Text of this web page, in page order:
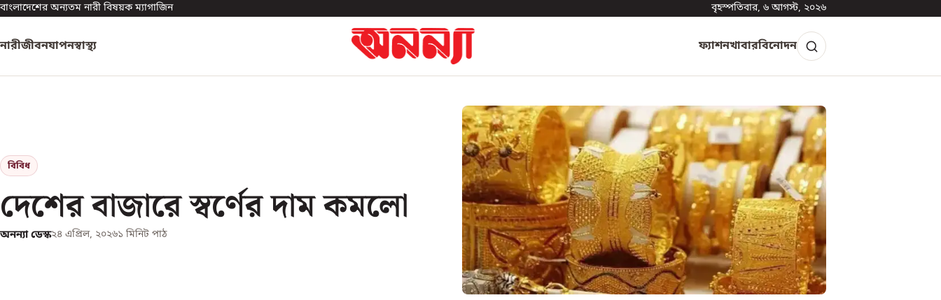
বাংলাদেশের অন্যতম নারী বিষয়ক ম্যাগাজিন বৃহস্পতিবার, ৬ আগস্ট, ২০২৬
নারীজীবনযাপনস্বাস্থ্য ফ্যাশনখাবারবিনোদন
বিবিধ
দেশের বাজারে স্বর্ণের দাম কমলো
অনন্যা ডেস্ক২৪ এপ্রিল, ২০২৬১ মিনিট পাঠ